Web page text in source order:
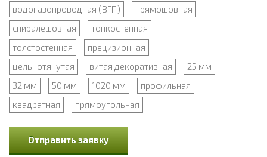
водогазопроводная (ВГП)
прямошовная
спиралешовная
тонкостенная
толстостенная
прецизионная
цельнотянутая
витая декоративная
25 мм
32 мм
50 мм 1020 мм
профильная
квадратная
прямоугольная
Отправить заявку